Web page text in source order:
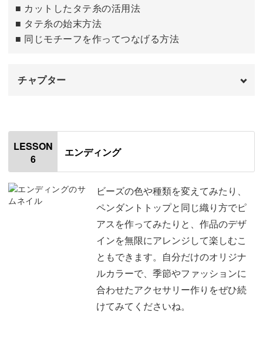
■ カットしたタテ糸の活用法
■ タテ糸の始末方法
■ 同じモチーフを作ってつなげる方法
チャプター
たて糸を整える
ペンダントに組み立てる
チェーンを通し仕上げる 16:29
17:26
LESSON
6
エンディング
ビーズの色や種類を変えてみたり、
ペンダントトップと同じ織り方でピ
アスを作ってみたりと、作品のデザ
インを無限にアレンジして楽しむこ
ともできます。自分だけのオリジナ
ルカラーで、季節やファッションに
合わせたアクセサリー作りをぜひ続
けてみてくださいね。